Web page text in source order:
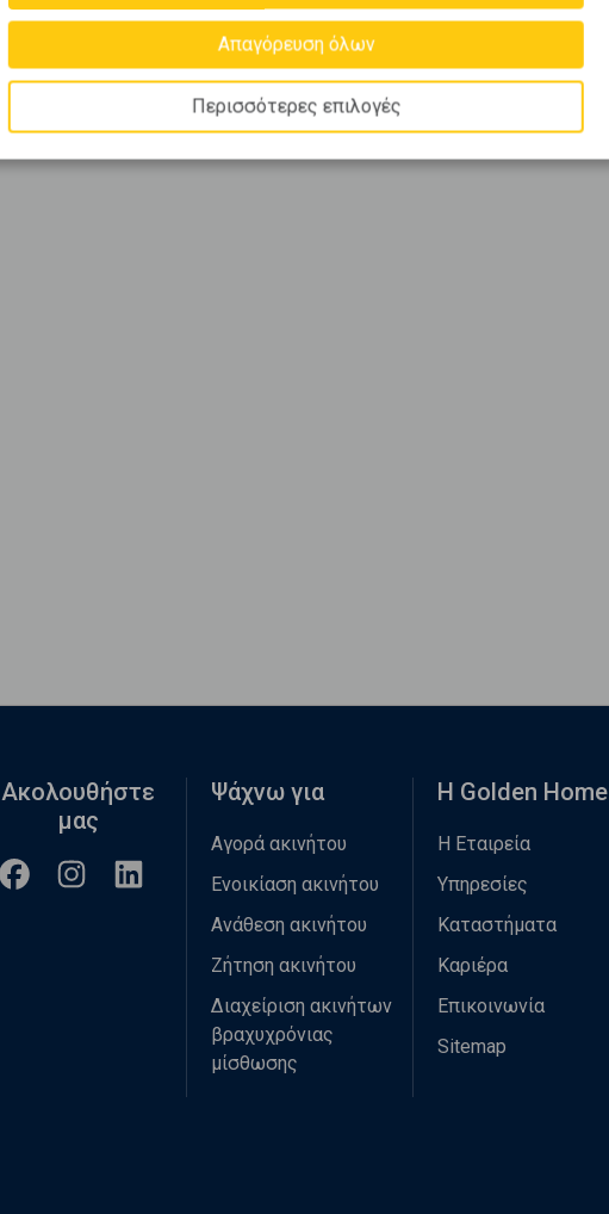
Απαγόρευση όλων
Περισσότερες επιλογές
Ακολουθήστε
μας
Ψάχνω για
Αγορά ακινήτου
Ενοικίαση ακινήτου
Ανάθεση ακινήτου
Ζήτηση ακινήτου
Διαχείριση ακινήτων
βραχυχρόνιας
μίσθωσης
Η Golden Home
Η Εταιρεία
Υπηρεσίες
Καταστήματα
Καριέρα
Επικοινωνία
Sitemap